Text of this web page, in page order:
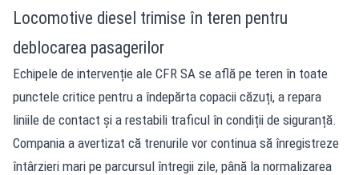
Locomotive diesel trimise în teren pentru
deblocarea pasagerilor
Echipele de intervenție ale CFR SA se află pe teren în toate
punctele critice pentru a îndepărta copacii căzuți, a repara
liniile de contact și a restabili traficul în condiții de siguranță.
Compania a avertizat că trenurile vor continua să înregistreze
întârzieri mari pe parcursul întregii zile, până la normalizarea